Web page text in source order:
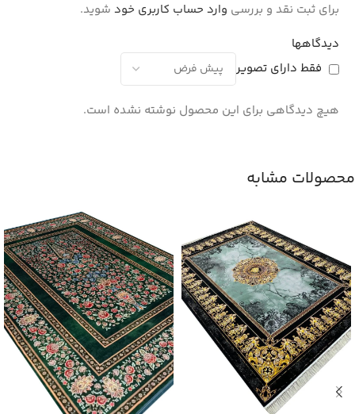
دیدگاهها
فقط دارای تصویر
هیچ دیدگاهی برای این محصول نوشته نشده است.
برای ثبت نقد و بررسی وارد حساب کاربری خود شوید.
محصولات مشابه